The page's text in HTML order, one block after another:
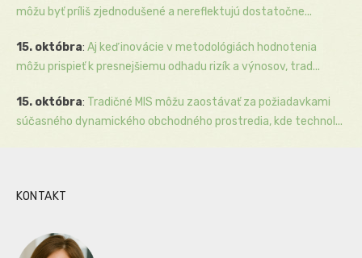
môžu byť príliš zjednodušené a nereflektujú dostatočne...
15. októbra: Aj keď inovácie v metodológiách hodnotenia
môžu prispieť k presnejšiemu odhadu rizík a výnosov, trad...
15. októbra: Tradičné MIS môžu zaostávať za požiadavkami
súčasného dynamického obchodného prostredia, kde technol...
KONTAKT